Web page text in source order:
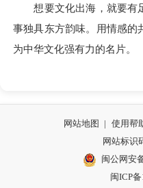
想要文化出海，就要有
事独具东方韵味。用情感的
为中华文化强有力的名片。
网站地图 | 使用帮
网站标识
闽公网安
闽ICP